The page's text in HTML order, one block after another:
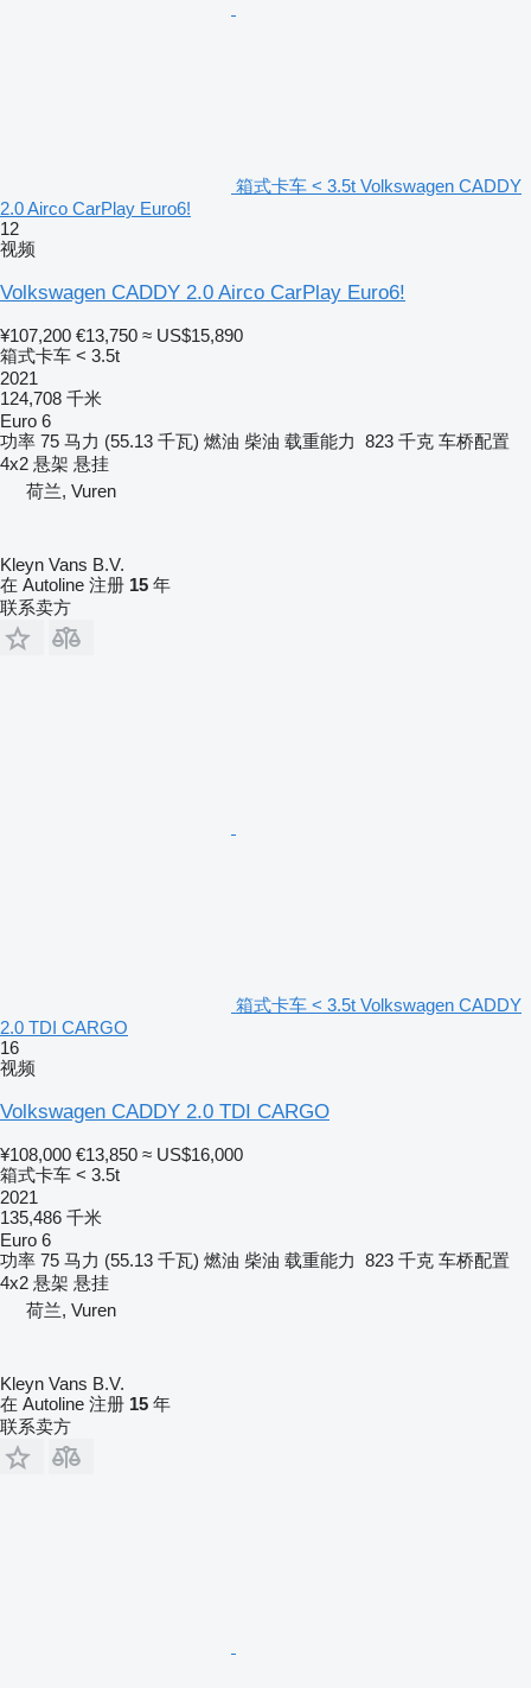
箱式卡车 < 3.5t Volkswagen CADDY
2.0 Airco CarPlay Euro6!
12
视频
Volkswagen CADDY 2.0 Airco CarPlay Euro6!
¥107,200 €13,750 ≈ US$15,890
箱式卡车 < 3.5t
2021
124,708 千米
Euro 6
功率 75 马力 (55.13 千瓦) 燃油 柴油 载重能力 823 千克 车桥配置
4x2 悬架 悬挂
荷兰, Vuren
Kleyn Vans B.V.
在 Autoline 注册 15 年
联系卖方
箱式卡车 < 3.5t Volkswagen CADDY
2.0 TDI CARGO
16
视频
Volkswagen CADDY 2.0 TDI CARGO
¥108,000 €13,850 ≈ US$16,000
箱式卡车 < 3.5t
2021
135,486 千米
Euro 6
功率 75 马力 (55.13 千瓦) 燃油 柴油 载重能力 823 千克 车桥配置
4x2 悬架 悬挂
荷兰, Vuren
Kleyn Vans B.V.
在 Autoline 注册 15 年
联系卖方